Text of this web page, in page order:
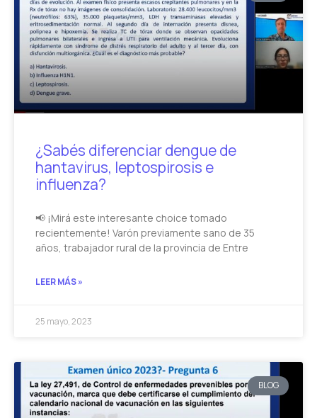
¿Sabés diferenciar dengue de
hantavirus, leptospirosis e
influenza?
📢 ¡Mirá este interesante choice tomado
recientemente! Varón previamente sano de 35
años, trabajador rural de la provincia de Entre
LEER MÁS »
25 mayo, 2023
BLOG